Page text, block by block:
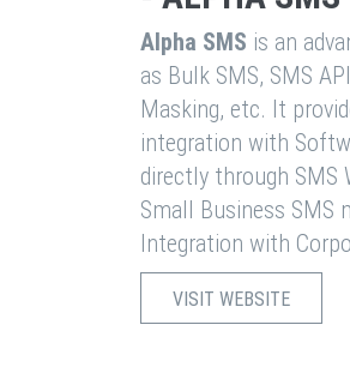
Alpha SMS is an
as Bulk SMS, SMS
Masking, etc. It
integration with
directly through SMS
Small Business SMS
Integration with
VISIT WEBSITE